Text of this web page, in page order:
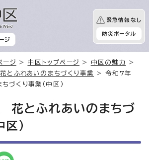
ジ
緊急情報なし
防災ポータル
ージ > 中区トップページ > 中区の魅力
>
花とふれあいのまちづくり事業
> 令和7年
づくり事業（中区）
とふれあいのまちづ
）